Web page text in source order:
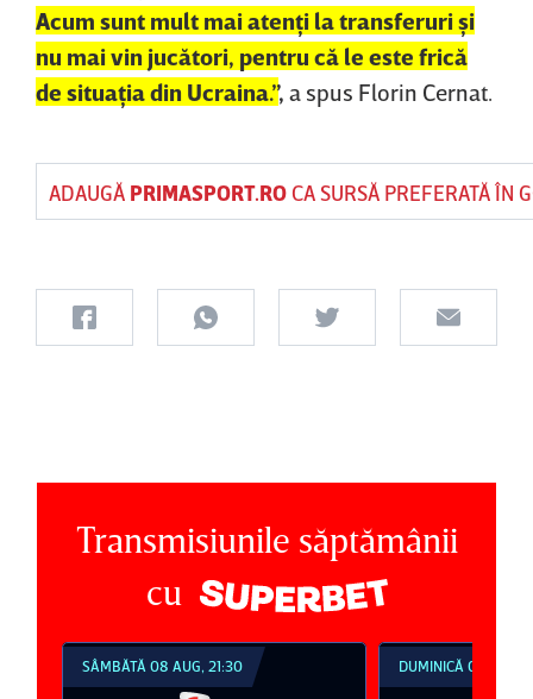
Acum sunt mult mai atenţi la transferuri şi
nu mai vin jucători, pentru că le este frică
de situaţia din Ucraina.”, a spus Florin Cernat.
ADAUGĂ PRIMASPORT.ROCA SURSĂ PREFERATĂ ÎN
Transmisiunile săptămânii
cu
SÂMBĂTĂ 08 AUG, 21:30 DUMINICĂ 09 AUG,